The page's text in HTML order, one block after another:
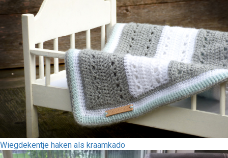
Wiegdekentje haken als kraamkado